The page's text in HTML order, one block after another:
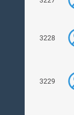
3228
3229